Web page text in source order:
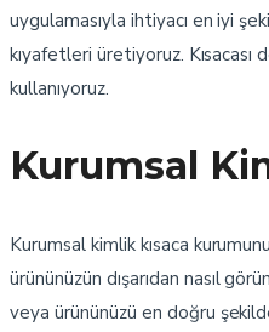
uygulamasıyla ihtiyacı en iyi
kıyafetleri üretiyoruz.
kullanıyoruz.
Kurumsal
Kurumsal kimlik kısaca
ürününüzün dışarıdan nasıl
veya ürününüzü en doğru